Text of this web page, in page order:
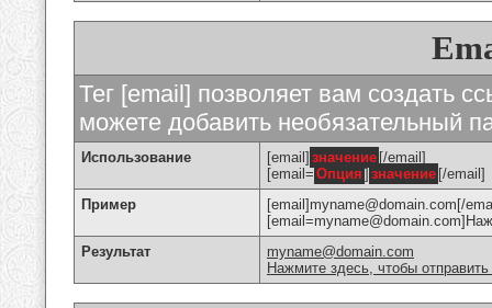
Тег [email] позволяет вам создать
можете добавить необязательный
Использование [email] значение [/email]
[email= Опция ] значение [/email]
Пример
[email]myname@domain.com[/
Результат
myname@domain.com
Нажмите здесь, чтобы